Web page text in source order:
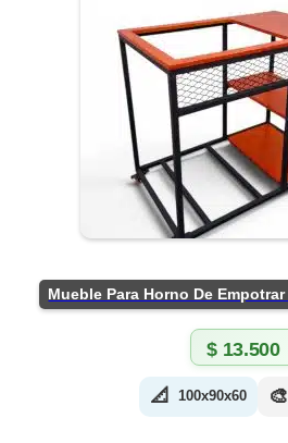
$13.500
📐 100x90x60 🎨